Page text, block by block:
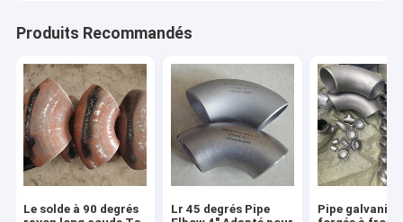
Produits Recommandés
Le solde à 90 degrés
Lr 45 degrés Pipe
Pipe